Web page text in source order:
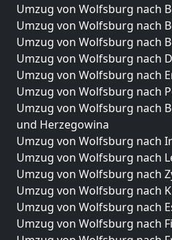
Umzug von Wolfsburg nach
Umzug von Wolfsburg nach
Umzug von Wolfsburg nach
Umzug von Wolfsburg nach
Umzug von Wolfsburg nach
Umzug von Wolfsburg nach
Umzug von Wolfsburg nach
und Herzegowina
Umzug von Wolfsburg nach
Umzug von Wolfsburg nach
Umzug von Wolfsburg nach
Umzug von Wolfsburg nach
Umzug von Wolfsburg nach
Umzug von Wolfsburg nach